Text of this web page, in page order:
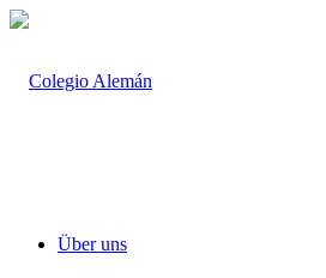
Über uns